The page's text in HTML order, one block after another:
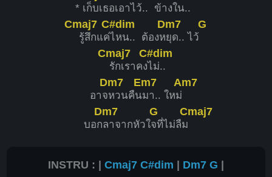
* เก็บเธอเอาไว้.. ข้างใน..
Cmaj7
รู้สึกแค่
C#dim
ไหน.. ต้องห
Dm7
ยุด.. ไว้
G
Cmaj7
รักเราคง
C#dim
ไม่..
อาจ
Dm7
หวนคืน
Em7
มา.. ใหม่
Am7
บอก
Dm7
ลาจากหัวใ
G
จที่ไม่ลืม
Cmaj7
INSTRU : | Cmaj7 C#dim | Dm7 G |